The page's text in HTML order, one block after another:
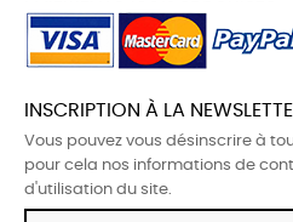
INSCRIPTION À LA
Vous pouvez vous désinscrire à
pour cela nos informations de
d'utilisation du site.